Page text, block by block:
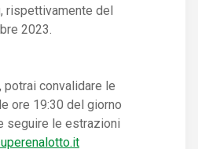
rispettivamente del
2023.
potrai convalidare le
ore 19:30 del giorno
seguire le estrazioni